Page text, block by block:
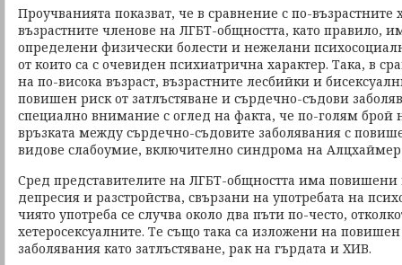
Проучванията показват, че в сравнение с по-възрастните
възрастните членове на ЛГБТ-общността, като правило,
определени физически болести и нежелани
от които са с очевиден психиатрична характер. Така, в
на по-висока възраст, възрастните лесбийки и
повишен риск от затлъстяване и сърдечно-съдови
специално внимание с оглед на факта, че по-голям брой
връзката между сърдечно-съдовите заболявания с
видове слабоумие, включително синдрома на
Сред представителите на ЛГБТ-общността има повишени
депресия и разстройства, свързани на употребата на
чиято употреба се случва около два пъти по-често,
хетеросексуалните. Те също така са изложени на
заболявания като затлъстяване, рак на гърдата и ХИВ.